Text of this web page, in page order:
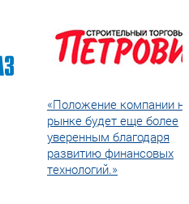
«Положение компании
рынке будет еще более
уверенным благодаря
развитию финансовых
технологий.»